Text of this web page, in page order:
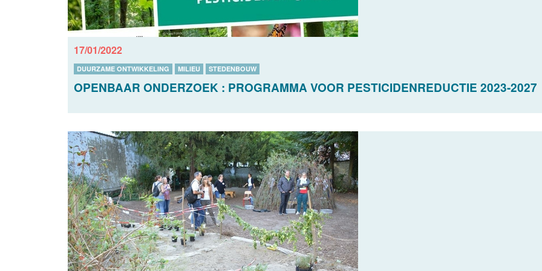
17/01/2022
DUURZAME ONTWIKKELING MILIEU STEDENBOUW
OPENBAAR ONDERZOEK : PROGRAMMA VOOR PESTICIDENREDUCTIE 2023-2027